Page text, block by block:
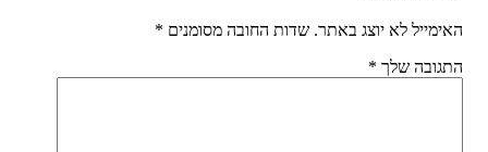
האימייל לא יוצג באתר. שדות החובה מסומנים *
התגובה שלך *